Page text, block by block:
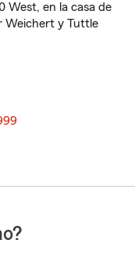
West, en la casa de
Weichert y Tuttle